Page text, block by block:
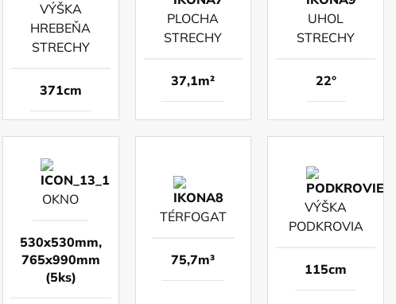
VÝŠKA
HREBEŇA
STRECHY
371cm
PLOCHA
STRECHY
37,1m²
UHOL
STRECHY
22°
OKNO
530x530mm,
765x990mm
(5ks)
TÉRFOGAT
75,7m³
VÝŠKA
PODKROVIA
115cm